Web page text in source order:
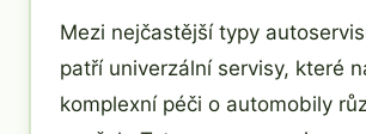
Mezi nejčastější typy
patří univerzální servisy, které
komplexní péči o automobily